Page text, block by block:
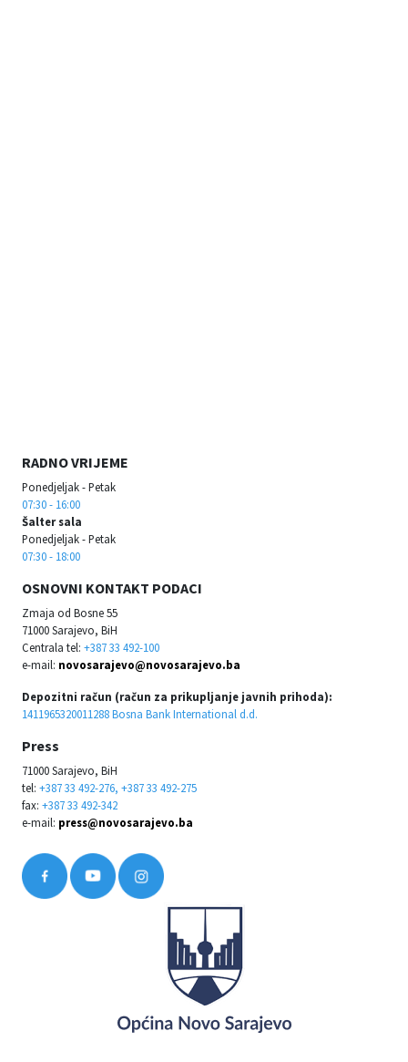
RADNO VRIJEME
Ponedjeljak - Petak
07:30 - 16:00
Šalter sala
Ponedjeljak - Petak
07:30 - 18:00
OSNOVNI KONTAKT PODACI
Zmaja od Bosne 55
71000 Sarajevo, BiH
Centrala tel: +387 33 492-100
e-mail: novosarajevo@novosarajevo.ba
Depozitni račun (račun za prikupljanje javnih prihoda):
1411965320011288 Bosna Bank International d.d.
Press
71000 Sarajevo, BiH
tel: +387 33 492-276, +387 33 492-275
fax: +387 33 492-342
e-mail: press@novosarajevo.ba